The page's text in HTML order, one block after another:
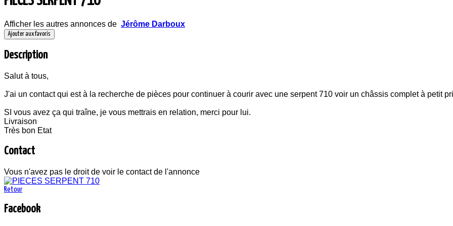
Afficher les autres annonces de Jérôme Darboux
Ajouter aux favoris
Description
Salut à tous,
J'ai un contact qui est à la recherche de pièces pour continuer à courir avec une serpent 710 voir un châssis complet à petit
SI vous avez ça qui traîne, je vous mettrais en relation, merci pour lui.
Livraison
Très bon Etat
Contact
Vous n'avez pas le droit de voir le contact de l'annonce
Retour
Facebook